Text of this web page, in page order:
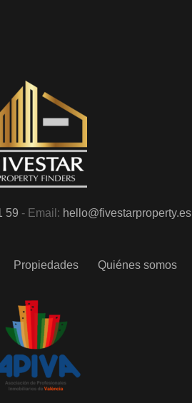
59 - Email: hello@fivestarproperty.es
Propiedades Quiénes somos